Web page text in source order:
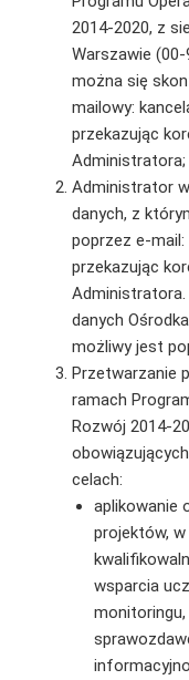
2014-2020, z
Warszawie
można się
mailowy:
przekazując
Administratora;
Administrator
danych, z
poprzez e-mail:
przekazując
danych
możliwy jest
Przetwarzanie
ramach
Rozwój 2014-
celach:
aplikowanie
projektów,
wsparcia